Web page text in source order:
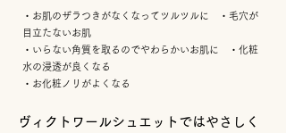
・お肌のザラつきがなくなってツルツルに ・毛穴が
目立たないお肌
・いらない角質を取るのでやわらかいお肌に ・化粧
水の浸透が良くなる
・お化粧ノリがよくなる
ヴィクトワールシュエットではやさしく